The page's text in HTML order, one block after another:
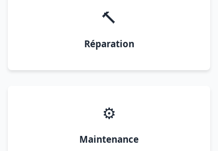
🔨
Réparation
⚙️
Maintenance